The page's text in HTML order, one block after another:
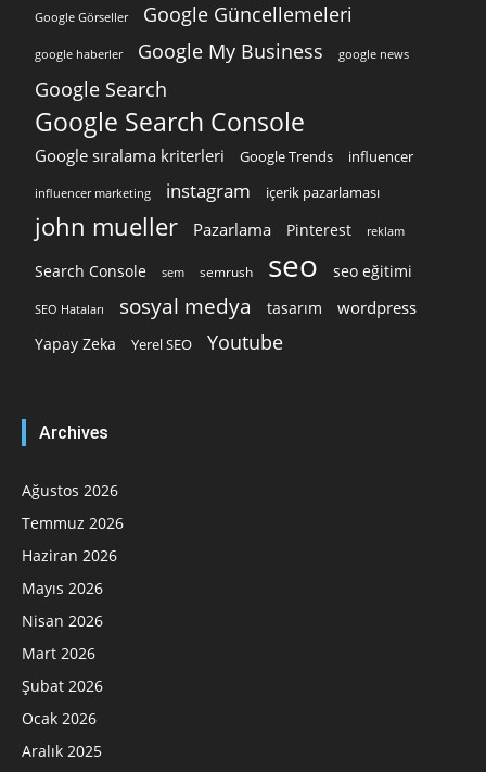
Google Görseller Google Güncellemeleri
google haberler Google My Business google news
Google Search
Google Search Console
Google sıralama kriterleri Google Trends influencer
influencer marketing instagram içerik pazarlaması
john mueller Pazarlama Pinterest reklam
Search Console sem semrush seo seo eğitimi
SEO Hataları sosyal medya tasarım wordpress
Yapay Zeka Yerel SEO Youtube
Archives
Ağustos 2026
Temmuz 2026
Haziran 2026
Mayıs 2026
Nisan 2026
Mart 2026
Şubat 2026
Ocak 2026
Aralık 2025